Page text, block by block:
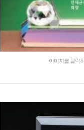
이미지를 클릭